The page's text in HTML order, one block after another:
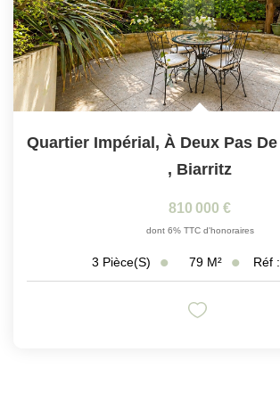
, Biarritz
810 000 €
dont 6% TTC d'honoraires
3 Pièce(s) 79 M² Réf :